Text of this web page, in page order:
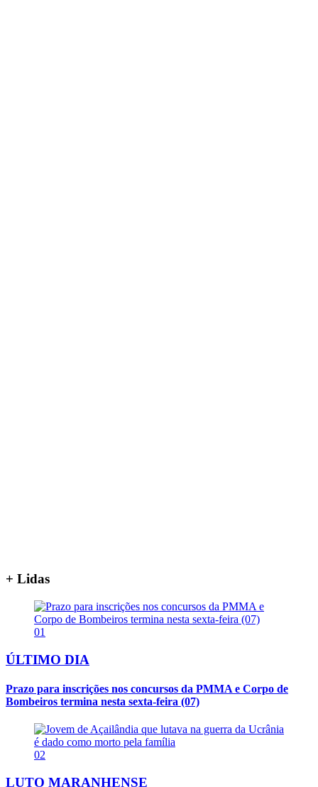
+ Lidas
01
ÚLTIMO DIA
Prazo para inscrições nos concursos da PMMA e Corpo de
Bombeiros termina nesta sexta-feira (07)
02
LUTO MARANHENSE